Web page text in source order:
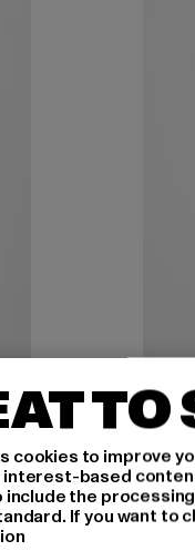
11,04
TO
cookies to improve
interest-based
include the
If you want to